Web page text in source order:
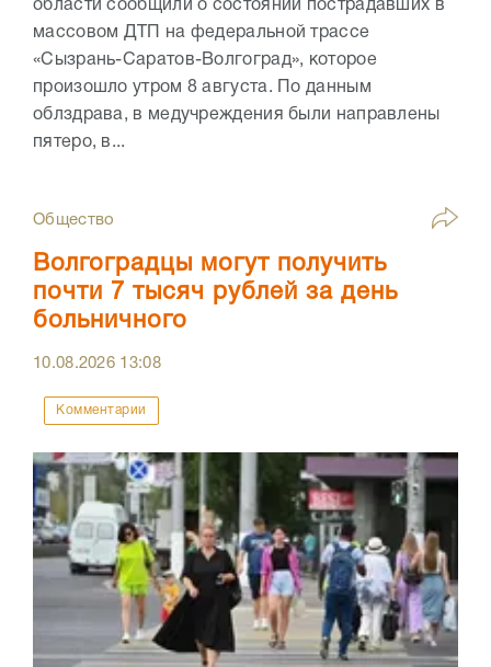
области сообщили о состоянии пострадавших в
массовом ДТП на федеральной трассе
«Сызрань-Саратов-Волгоград», которое
произошло утром 8 августа. По данным
облздрава, в медучреждения были направлены
пятеро, в...
Общество
Волгоградцы могут получить
почти 7 тысяч рублей за день
больничного
10.08.2026 13:08
Комментарии